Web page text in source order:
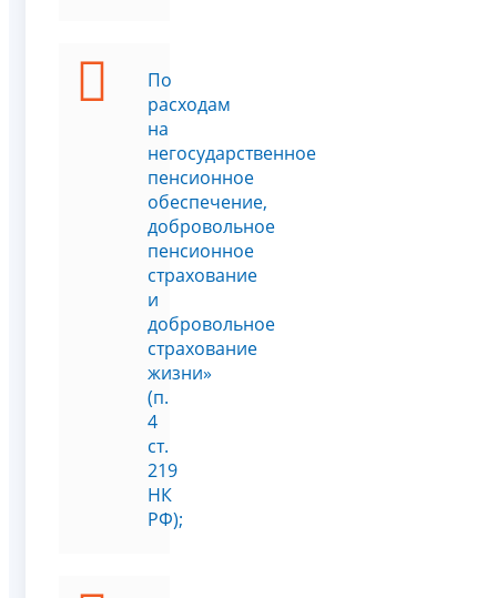
По
расходам
на
негосударственное
пенсионное
обеспечение,
добровольное
пенсионное
страхование
и
добровольное
страхование
жизни»
(п.
4
ст.
219
НК
РФ);